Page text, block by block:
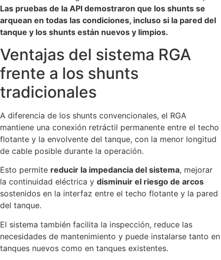
Las pruebas de la API demostraron que los shunts se
arquean en todas las condiciones, incluso si la pared del
tanque y los shunts están nuevos y limpios.
Ventajas del sistema RGA
frente a los shunts
tradicionales
A diferencia de los shunts convencionales, el RGA
mantiene una conexión retráctil permanente entre el techo
flotante y la envolvente del tanque, con la menor longitud
de cable posible durante la operación.
Esto permite reducir la impedancia del sistema, mejorar
la continuidad eléctrica y disminuir el riesgo de arcos
sostenidos en la interfaz entre el techo flotante y la pared
del tanque.
El sistema también facilita la inspección, reduce las
necesidades de mantenimiento y puede instalarse tanto en
tanques nuevos como en tanques existentes.